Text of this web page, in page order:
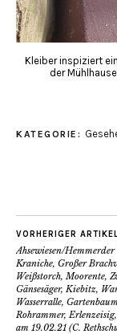
Kleiber inspiziert
der
KATEGORIE:
VORHERIGER ARTIKEL
Ahsewiesen/Hemmerder
Kraniche, Großer
Weißstorch, Moorente,
Gänsesäger, Kiebitz,
Wasserralle,
Rohrammer,
am 19.02.21 (C.